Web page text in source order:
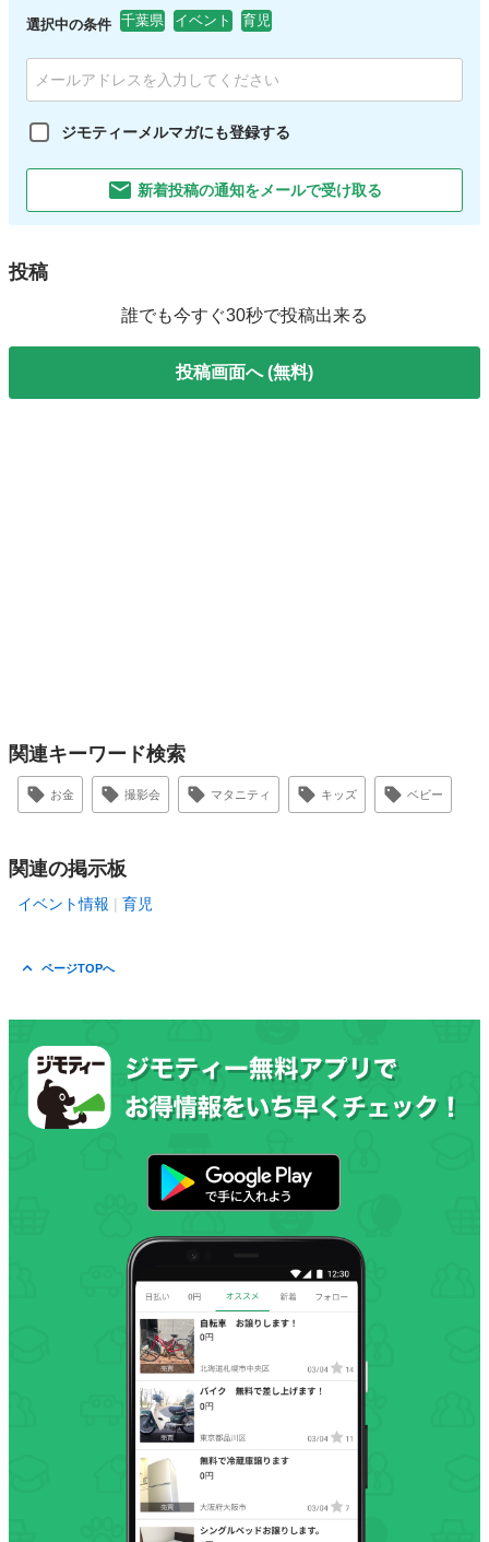
選択中の条件 千葉県 イベント 育児
ジモティーメルマガにも登録する
新着投稿の通知をメールで受け取る
投稿
誰でも今すぐ30秒で投稿出来る
投稿画面へ (無料)
関連キーワード検索
お金 撮影会 マタニティ キッズ ベビー
関連の掲示板
イベント情報 育児
ページTOPへ